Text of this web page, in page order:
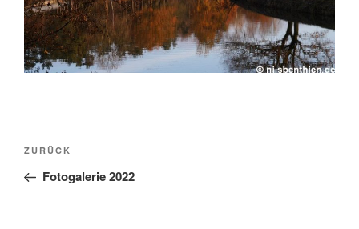
Beitragsnavigation
Vorheriger
Beitrag
ZURÜCK
Fotogalerie 2022